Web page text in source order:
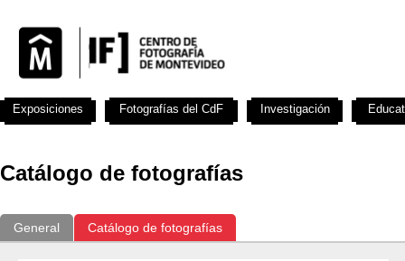
Catálogo de fotografías
General Catálogo de fotografías
Exposiciones Fotografías del CdF Investigación